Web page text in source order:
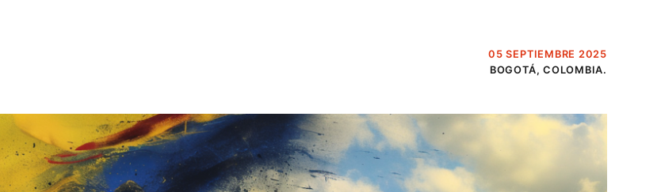
05 SEPTIEMBRE 2025
BOGOTÁ, COLOMBIA.